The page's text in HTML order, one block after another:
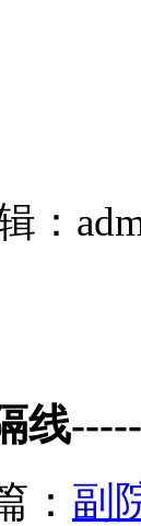
：
线
： 副